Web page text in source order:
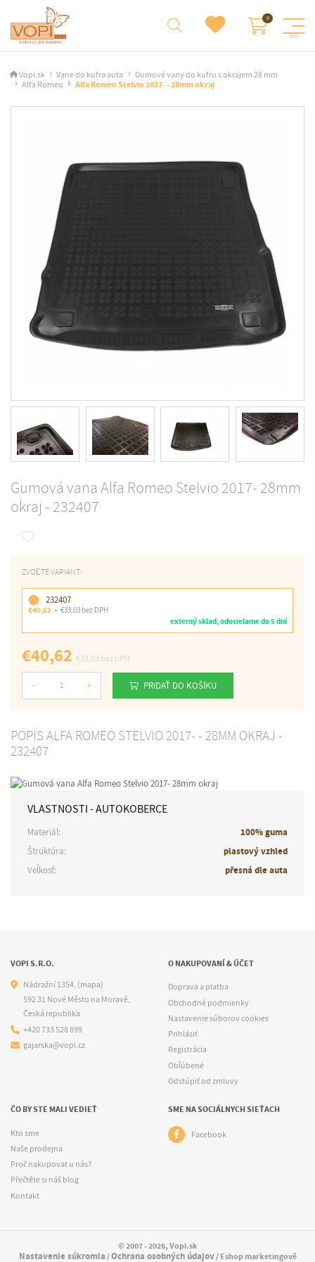
Vopi.sk Vane do kufra auta
Gumové vany do kufru s okrajem 28 mm
Alfa Romeo
Alfa Romeo Stelvio 2017- - 28mm okraj
Gumová vana Alfa Romeo Stelvio 2017- 28mm
okraj - 232407
ZVOĽTE VARIANT:
232407
€40,62
€33,03 bez DPH
externý sklad, odosielame do 5 dní
€40,62 €33,03 bez DPH
Počet PRIDAŤ DO KOŠÍKU
POPIS ALFA ROMEO STELVIO 2017- - 28MM OKRAJ -
232407
VLASTNOSTI - AUTOKOBERCE
Materiál:
100% guma
Štruktúra:
plastový vzhled
Veľkosť:
přesná dle auta
VOPI S.R.O.
Nádražní 1354,(mapa)
592 31 Nové Město na Moravě,
Česká republika
+420 733 528 899
gajarska@vopi.cz
O NAKUPOVANÍ & ÚČET
Doprava a platba
Obchodné podmienky
Nastavenie súborov cookies
Prihlásiť
Registrácia
Obľúbené
Odstúpiť od zmluvy
ČO BY STE MALI VEDIEŤ
Kto sme
Naše prodejna
Proč nakupovat u nás?
Přečtěte si náš blog
Kontakt
SME NA SOCIÁLNYCH SIEŤACH
Facebook
© 2007 - 2026, Vopi.sk
Nastavenie súkromia/Ochrana osobných údajov/ Eshop marketingově